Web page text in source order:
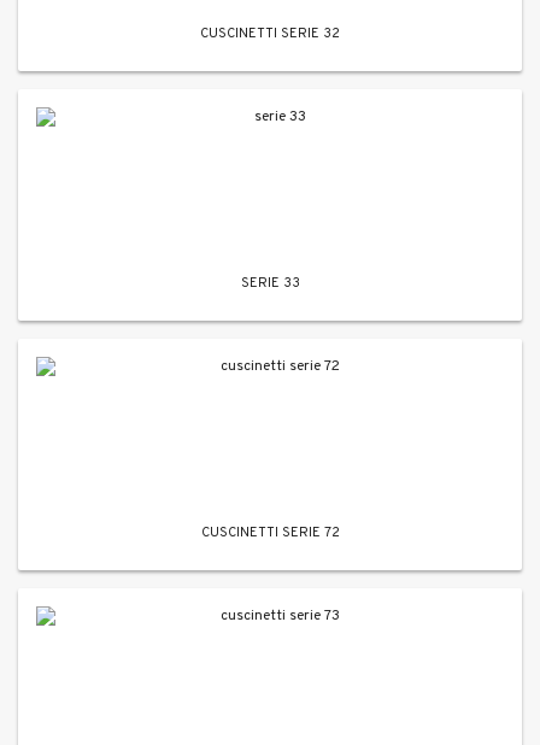
CUSCINETTI SERIE 32
SERIE 33
CUSCINETTI SERIE 72